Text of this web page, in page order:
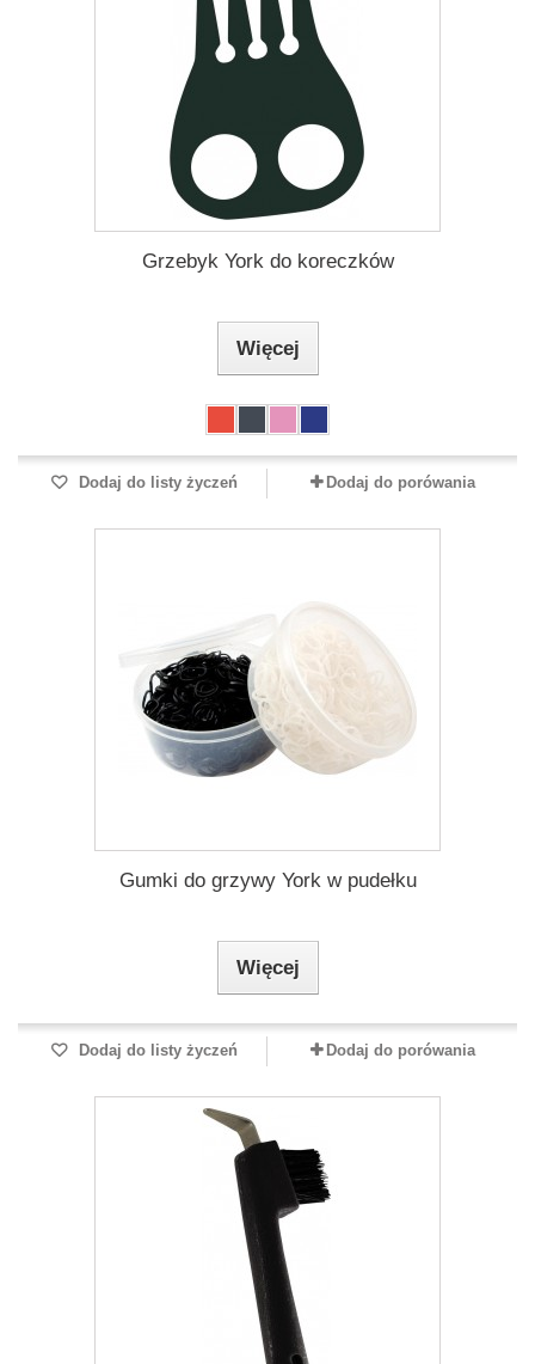
Grzebyk York do koreczków
Więcej
Dodaj do listy życzeń Dodaj do porówania
Gumki do grzywy York w pudełku
Więcej
Dodaj do listy życzeń Dodaj do porówania